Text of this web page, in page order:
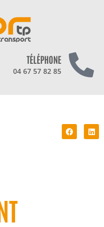
TÉLÉPHONE
04 67 57 82 85